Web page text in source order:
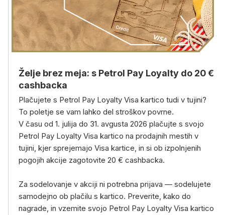
Želje brez meja: s Petrol Pay Loyalty do 20 €
cashbacka
Plačujete s Petrol Pay Loyalty Visa kartico tudi v tujini?
To poletje se vam lahko del stroškov povrne.
V času od 1. julija do 31. avgusta 2026 plačujte s svojo
Petrol Pay Loyalty Visa kartico na prodajnih mestih v
tujini, kjer sprejemajo Visa kartice, in si ob izpolnjenih
pogojih akcije zagotovite 20 € cashbacka.
Za sodelovanje v akciji ni potrebna prijava — sodelujete
samodejno ob plačilu s kartico. Preverite, kako do
nagrade, in vzemite svojo Petrol Pay Loyalty Visa kartico